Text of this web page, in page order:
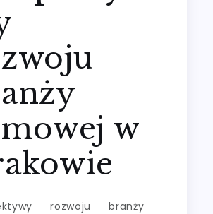
w
rozwoju branży